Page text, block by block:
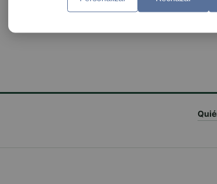
consolidar-se com una iniciativa
de referència a la comarca de
del